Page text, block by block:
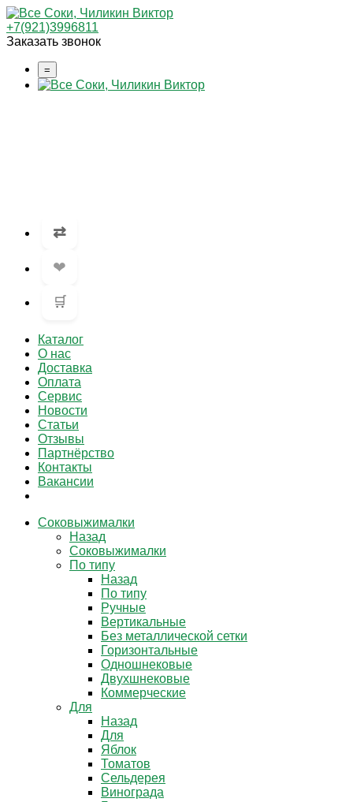
+7(921)3996811
Заказать звонок
=
⇄
❤
🛒
Каталог
О нас
Доставка
Оплата
Сервис
Новости
Статьи
Отзывы
Партнёрство
Контакты
Вакансии
Соковыжималки
Назад
Соковыжималки
По типу
Назад
По типу
Ручные
Вертикальные
Без металлической сетки
Горизонтальные
Одношнековые
Двухшнековые
Коммерческие
Для
Назад
Для
Яблок
Томатов
Cельдерея
Винограда